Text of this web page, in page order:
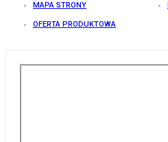
MAPA STRONY
OFERTA PRODUKTOWA